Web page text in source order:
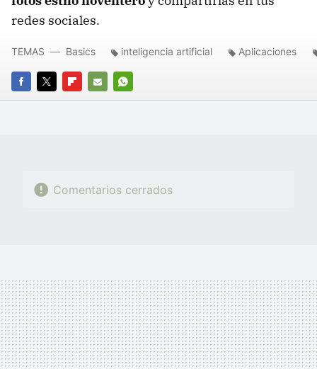
redes sociales.
FACEBOOK
TWITTERFLIPBOARD
E-
WHATSAPP
TEMAS Basics inteligencia artificial Aplicaciones
Comentarios cerrados